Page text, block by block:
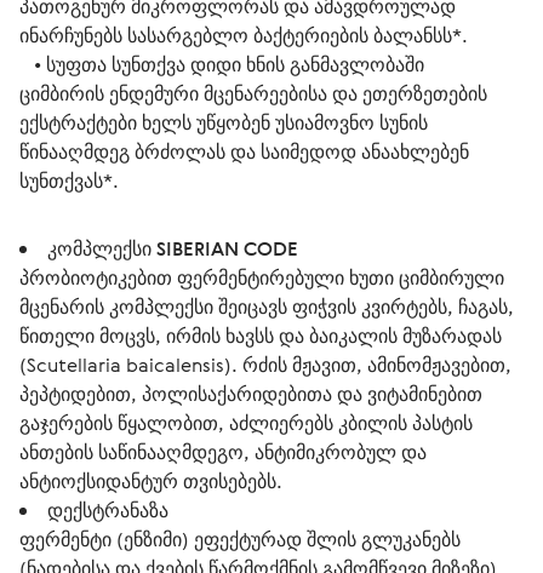
პათოგენურ მიკროფლორას და ამავდროულად
ინარჩუნებს სასარგებლო ბაქტერიების ბალანსს*.
• სუფთა სუნთქვა დიდი ხნის განმავლობაში
ციმბირის ენდემური მცენარეებისა და ეთერზეთების
ექსტრაქტები ხელს უწყობენ უსიამოვნო სუნის
წინააღმდეგ ბრძოლას და საიმედოდ ანაახლებენ
სუნთქვას*.
კომპლექსი SIBERIAN CODE
პრობიოტიკებით ფერმენტირებული ხუთი ციმბირული
მცენარის კომპლექსი შეიცავს ფიჭვის კვირტებს, ჩაგას,
წითელი მოცვს, ირმის ხავსს და ბაიკალის მუზარადას
(Scutellaria baicalensis). რძის მჟავით, ამინომჟავებით,
პეპტიდებით, პოლისაქარიდებითა და ვიტამინებით
გაჯერების წყალობით, აძლიერებს კბილის პასტის
ანთების საწინააღმდეგო, ანტიმიკრობულ და
ანტიოქსიდანტურ თვისებებს.
დექსტრანაზა
ფერმენტი (ენზიმი) ეფექტურად შლის გლუკანებს